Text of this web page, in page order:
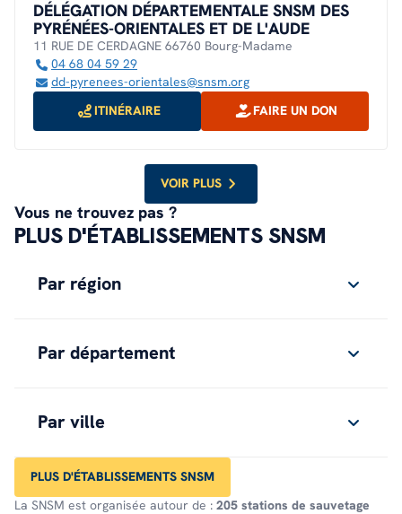
DÉLÉGATION DÉPARTEMENTALE SNSM DES
PYRÉNÉES-ORIENTALES ET DE L'AUDE
11 RUE DE CERDAGNE 66760 Bourg-Madame
04 68 04 59 29
dd-pyrenees-orientales@snsm.org
ITINÉRAIRE
FAIRE UN DON
VOIR PLUS
Vous ne trouvez pas ?
PLUS D'ÉTABLISSEMENTS SNSM
Par région
Par département
Par ville
PLUS D'ÉTABLISSEMENTS SNSM
La SNSM est organisée autour de : 205 stations de sauvetage